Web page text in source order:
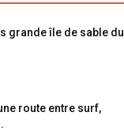
grande île de sable du
route entre surf,